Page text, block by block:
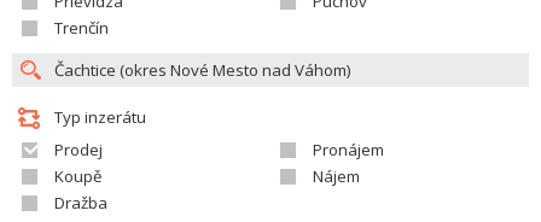
Trenčín
Typ inzerátu
Prodej
Pronájem
Koupě
Nájem
Dražba